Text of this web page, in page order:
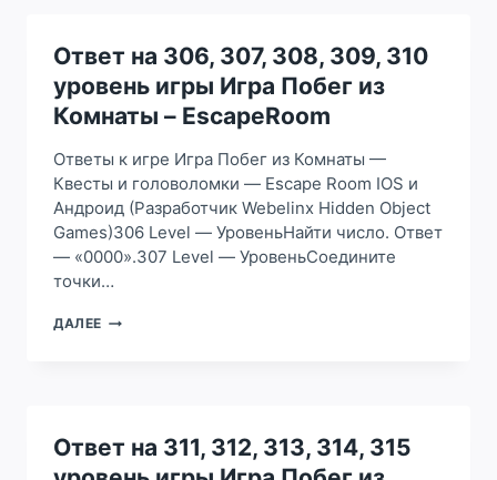
305
УРОВЕНЬ
ИГРЫ
ИГРА
ПОБЕГ
КОМНАТЫ
–
ESCAPEROOM
Ответ на 306, 307, 308, 309, 310
уровень игры Игра Побег из
Комнаты – EscapeRoom
Ответы к игре Игра Побег из Комнаты —
Квесты и головоломки — Escape Room IOS и
Андроид (Разработчик Webelinx Hidden Object
Games)306 Level — УровеньНайти число. Ответ
— «0000».307 Level — УровеньСоедините
точки…
ДАЛЕЕ ОТВЕТ
310
УРОВЕНЬ
Ответ на 311, 312, 313, 314, 315